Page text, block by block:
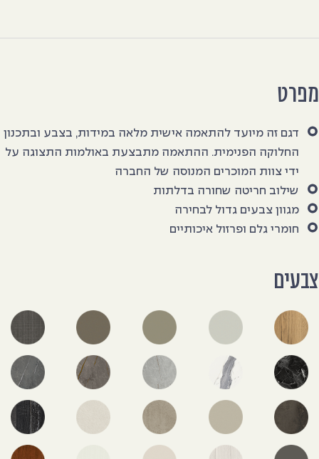
מפרט
דגם זה מיועד להתאמה אישית מלאה במידות, בצבע ובתכנון
החלוקה הפנימית. ההתאמה מתבצעת באולמות התצוגה על
ידי צוות המוכרים המנוסה של החברה
שילוב חריטה שחורה בדלתות
מגוון צבעים גדול לבחירה
חומרי גלם ופרזול איכותיים
צבעים